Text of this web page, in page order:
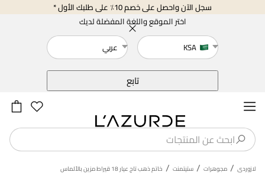
سجل الآن واحصل على خصم 10٪ على طلبك الأول *
اختر الموقع واللغة المفضلة لديك
KSA
عربي
تابع
لازوردى / مجوهرات / ستيتمنت / خاتم ذهب تاج عيار 18 قيراط مزين بالألماس